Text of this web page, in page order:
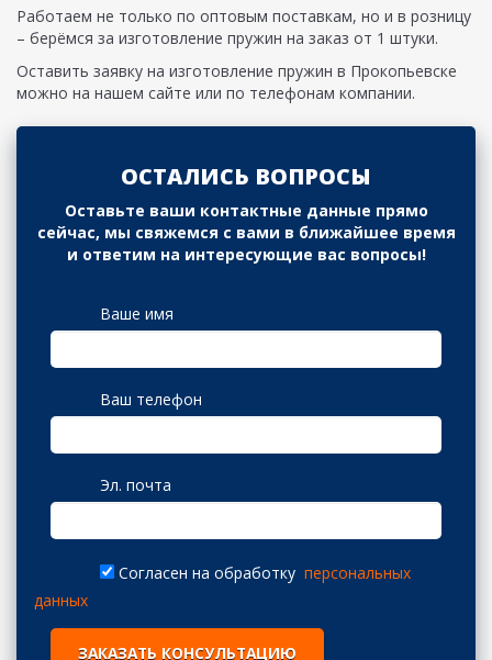
Работаем не только по оптовым поставкам, но и в розницу
– берёмся за изготовление пружин на заказ от 1 штуки.
Оставить заявку на изготовление пружин в Прокопьевске
можно на нашем сайте или по телефонам компании.
ОСТАЛИСЬ ВОПРОСЫ
Оставьте ваши контактные данные прямо
сейчас, мы свяжемся с вами в ближайшее время
и ответим на интересующие вас вопросы!
Ваше имя
Ваш телефон
Эл. почта
Согласен на обработку персональных
данных
ЗАКАЗАТЬ КОНСУЛЬТАЦИЮ